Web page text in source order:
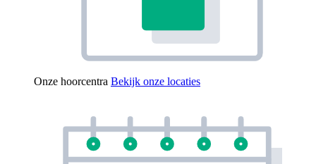
Onze hoorcentra Bekijk onze locaties